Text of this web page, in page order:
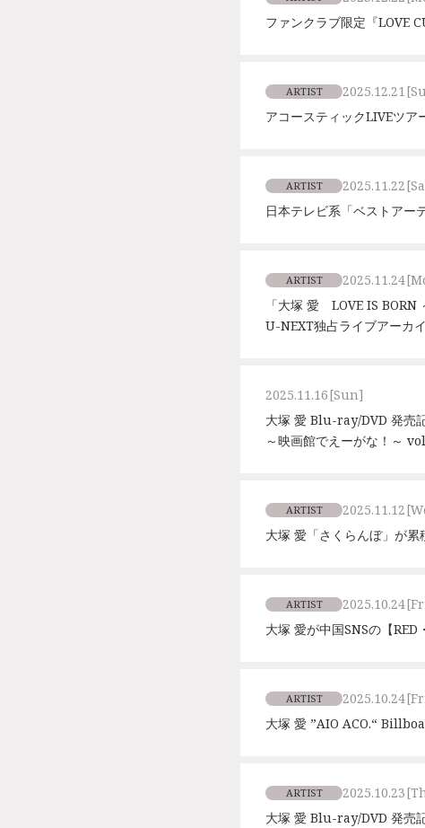
ファンクラブ限定『LOVE
ARTIST 2025.12.21
アコースティックLIVEツア
ARTIST 2025.11.22
日本テレビ系「ベストアー
ARTIST 2025.11.24
「大塚 愛 LOVE IS
U-NEXT独占ライブアーカ
2025.11.16[Sun]
大塚 愛 Blu-ray/DVD 発売
～映画館でえーがな！～
ARTIST 2025.11.12
大塚 愛「さくらんぼ」が累
ARTIST 2025.10.24
大塚 愛が中国SNSの【
ARTIST 2025.10.24
大塚 愛 ”AIO ACO.“
ARTIST 2025.10.23
大塚 愛 Blu-ray/DVD 発売